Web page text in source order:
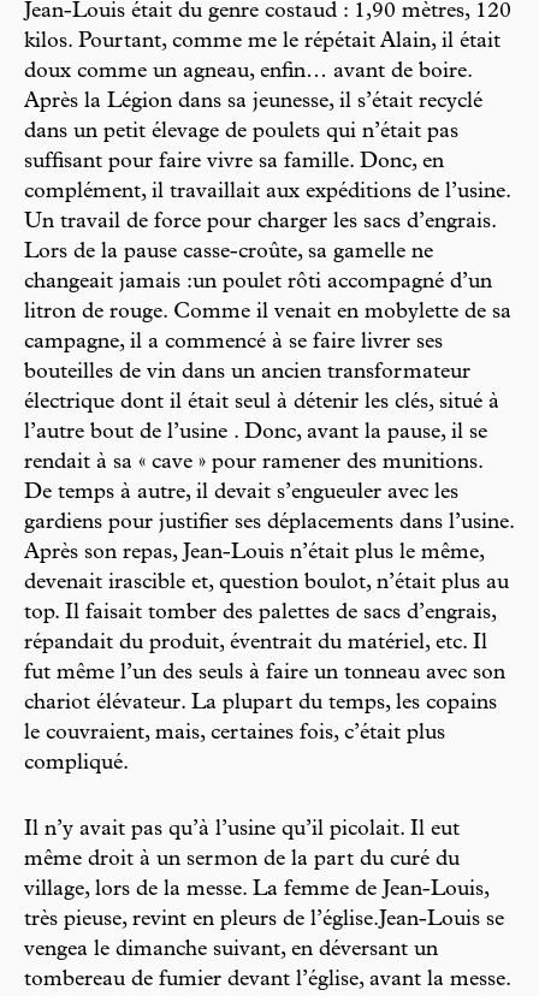
Jean-Louis était du genre costaud : 1,90 mètres, 120
kilos. Pourtant, comme me le répétait Alain, il était
doux comme un agneau, enfin… avant de boire.
Après la Légion dans sa jeunesse, il s’était recyclé
dans un petit élevage de poulets qui n’était pas
suffisant pour faire vivre sa famille. Donc, en
complément, il travaillait aux expéditions de l’usine.
Un travail de force pour charger les sacs d’engrais.
Lors de la pause casse-croûte, sa gamelle ne
changeait jamais :un poulet rôti accompagné d’un
litron de rouge. Comme il venait en mobylette de sa
campagne, il a commencé à se faire livrer ses
bouteilles de vin dans un ancien transformateur
électrique dont il était seul à détenir les clés, situé à
l’autre bout de l’usine . Donc, avant la pause, il se
rendait à sa « cave » pour ramener des munitions.
De temps à autre, il devait s’engueuler avec les
gardiens pour justifier ses déplacements dans l’usine.
Après son repas, Jean-Louis n’était plus le même,
devenait irascible et, question boulot, n’était plus au
top. Il faisait tomber des palettes de sacs d’engrais,
répandait du produit, éventrait du matériel, etc. Il
fut même l’un des seuls à faire un tonneau avec son
chariot élévateur. La plupart du temps, les copains
le couvraient, mais, certaines fois, c’était plus
compliqué.
Il n’y avait pas qu’à l’usine qu’il picolait. Il eut
même droit à un sermon de la part du curé du
village, lors de la messe. La femme de Jean-Louis,
très pieuse, revint en pleurs de l’église.Jean-Louis se
vengea le dimanche suivant, en déversant un
tombereau de fumier devant l’église, avant la messe.